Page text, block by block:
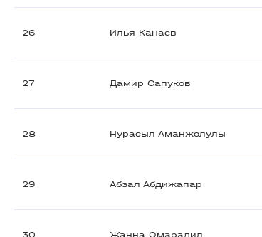
26 Илья Канаев
27 Дамир Сапуков
28 Нурасыл Аманжолулы
29 Абзал Абдижапар
30 Жанна Омарадил